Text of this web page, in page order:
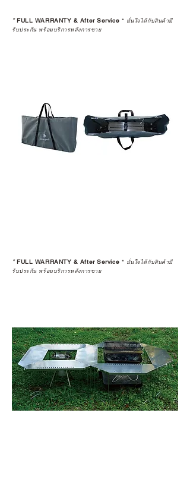
*FULL WARRANTY & After Service * มั่นใจได้กับสินค้ามี
รับประกัน พร้อมบริการหลังการขาย
*FULL WARRANTY & After Service * มั่นใจได้กับสินค้ามี
รับประกัน พร้อมบริการหลังการขาย